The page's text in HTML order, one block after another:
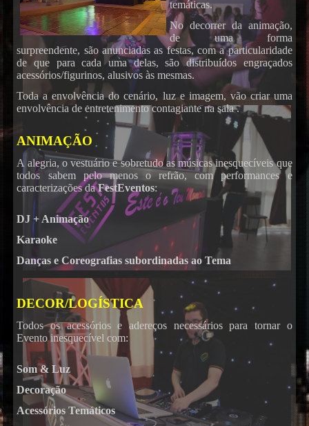
temáticas.
No decorrer da animação,
de uma forma
surpreendente, são anunciadas as festas, com a particularidade
de que para cada uma delas, são distribuídos engraçados
acessórios/figurinos, alusivos às mesmas.
Toda a envolvência do cenário, luz e imagem, vão criar uma
envolvência de entretenimento contagiante na sala .
ANIMAÇÃO
A alegria, o vestuário e sobretudo as músicas inesquecíveis que
todos sabem pelo menos o refrão, com performances e
caracterizações daFestEventos:
DJ + Animação
Karaoke
Danças e Coreografias subordinadas ao Tema
DECOR/LOGÍSTICA
Todos os acessórios e adereços necessários para tornar o
Evento inesquecível com:
Som & Luz
Decoração
Acessórios Temáticos